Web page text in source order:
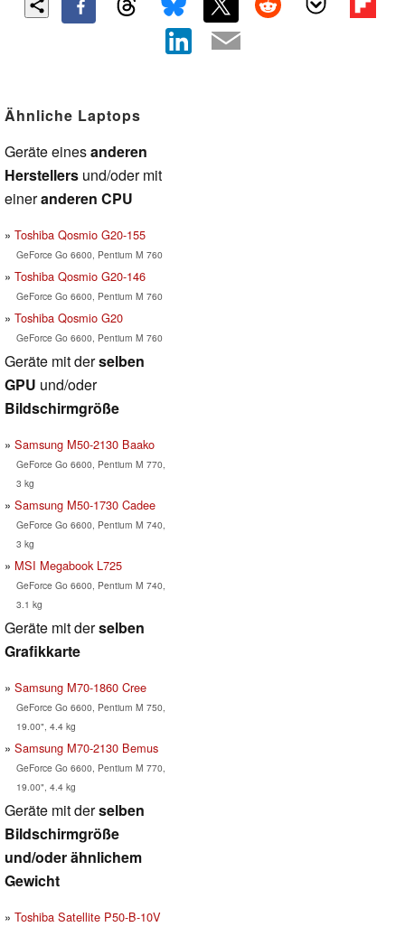
Ähnliche Laptops
Geräte einesanderen
Herstellers und/oder mit
eineranderen CPU
Toshiba Qosmio G20-155
GeForce Go 6600, Pentium M 760
Toshiba Qosmio G20-146
GeForce Go 6600, Pentium M 760
Toshiba Qosmio G20
GeForce Go 6600, Pentium M 760
Geräte mit derselben
GPU und/oder
Bildschirmgröße
Samsung M50-2130 Baako
GeForce Go 6600, Pentium M 770,
3 kg
Samsung M50-1730 Cadee
GeForce Go 6600, Pentium M 740,
3 kg
MSI Megabook L725
GeForce Go 6600, Pentium M 740,
3.1 kg
Geräte mit derselben
Grafikkarte
Samsung M70-1860 Cree
GeForce Go 6600, Pentium M 750,
19.00", 4.4 kg
Samsung M70-2130 Bemus
GeForce Go 6600, Pentium M 770,
19.00", 4.4 kg
Geräte mit derselben
Bildschirmgröße
und/oder ähnlichem
Gewicht
Toshiba Satellite P50-B-10V